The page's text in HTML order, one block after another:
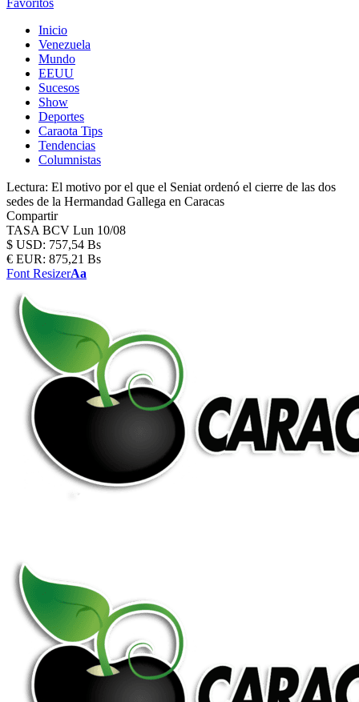
Favoritos
Inicio
Venezuela
Mundo
EEUU
Sucesos
Show
Deportes
Caraota Tips
Tendencias
Columnistas
Lectura: El motivo por el que el Seniat ordenó el cierre de las dos
sedes de la Hermandad Gallega en Caracas
Compartir
TASA BCV Lun 10/08
$ USD: 757,54 Bs
€ EUR: 875,21 Bs
Font ResizerAa